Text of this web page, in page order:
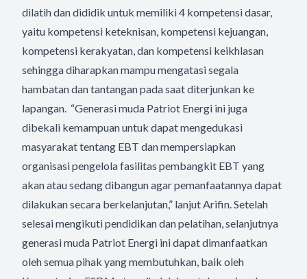
dilatih dan dididik untuk memiliki 4 kompetensi dasar,
yaitu kompetensi keteknisan, kompetensi kejuangan,
kompetensi kerakyatan, dan kompetensi keikhlasan
sehingga diharapkan mampu mengatasi segala
hambatan dan tantangan pada saat diterjunkan ke
lapangan. “Generasi muda Patriot Energi ini juga
dibekali kemampuan untuk dapat mengedukasi
masyarakat tentang EBT dan mempersiapkan
organisasi pengelola fasilitas pembangkit EBT yang
akan atau sedang dibangun agar pemanfaatannya dapat
dilakukan secara berkelanjutan,” lanjut Arifin. Setelah
selesai mengikuti pendidikan dan pelatihan, selanjutnya
generasi muda Patriot Energi ini dapat dimanfaatkan
oleh semua pihak yang membutuhkan, baik oleh